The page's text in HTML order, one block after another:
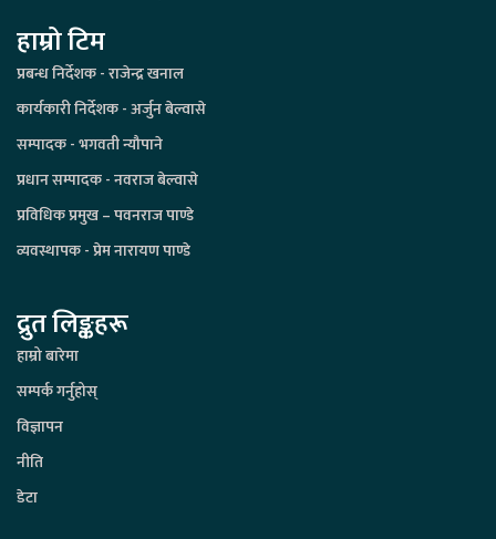
हाम्रो टिम
प्रबन्ध निर्देशक - राजेन्द्र खनाल
कार्यकारी निर्देशक - अर्जुन बेल्वासे
सम्पादक - भगवती न्यौपाने
प्रधान सम्पादक - नवराज बेल्वासे
प्रविधिक प्रमुख – पवनराज पाण्डे
व्यवस्थापक - प्रेम नारायण पाण्डे
द्रुत लिङ्कहरू
हाम्रो बारेमा
सम्पर्क गर्नुहोस्
विज्ञापन
नीति
डेटा